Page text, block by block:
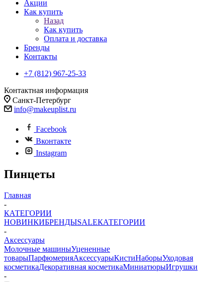
Акции
Как купить
Назад
Как купить
Оплата и доставка
Бренды
Контакты
+7 (812) 967-25-33
Контактная информация
Санкт-Петербург
info@makeuplist.ru
Facebook
Вконтакте
Instagram
Пинцеты
Главная
-
КАТЕГОРИИ
НОВИНКИБРЕНДЫSALEКАТЕГОРИИ
-
Аксессуары
Молочные машиныУцененные
товарыПарфюмерияАксессуарыКистиНаборыУходовая
косметикаДекоративная косметикаМиниатюрыИгрушки
-